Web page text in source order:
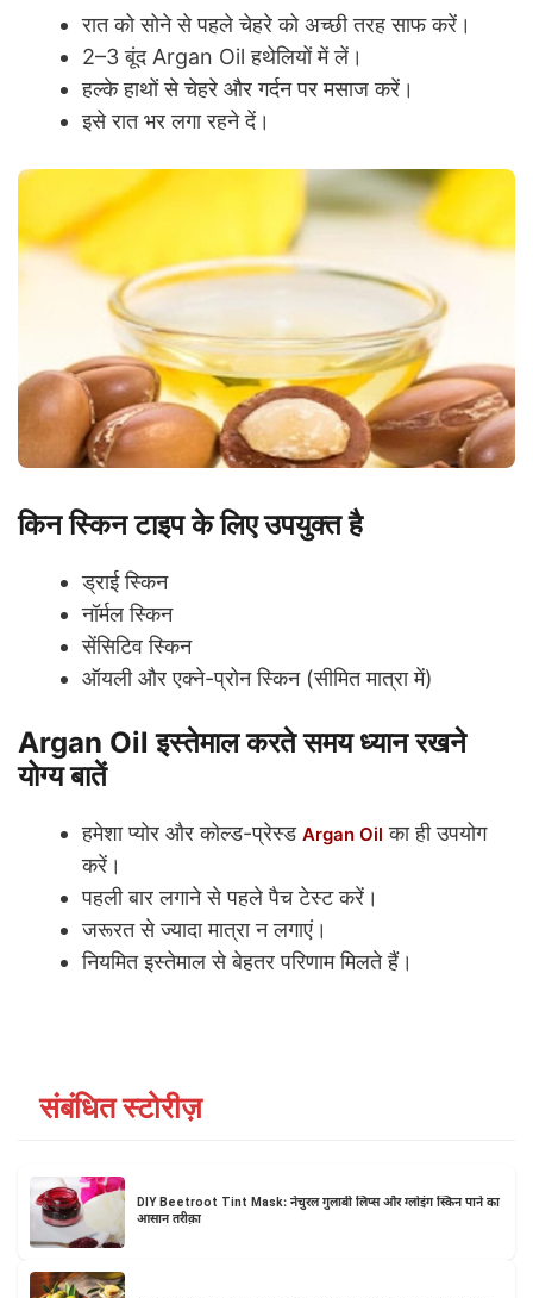
रात को सोने से पहले चेहरे को अच्छी तरह साफ करें।
2–3 बूंद Argan Oil हथेलियों में लें।
हल्के हाथों से चेहरे और गर्दन पर मसाज करें।
इसे रात भर लगा रहने दें।
किन स्किन टाइप के लिए उपयुक्त है
ड्राई स्किन
नॉर्मल स्किन
सेंसिटिव स्किन
ऑयली और एक्ने-प्रोन स्किन (सीमित मात्रा में)
Argan Oil इस्तेमाल करते समय ध्यान रखने
योग्य बातें
हमेशा प्योर और कोल्ड-प्रेस्ड Argan Oil का ही उपयोग
करें।
पहली बार लगाने से पहले पैच टेस्ट करें।
जरूरत से ज्यादा मात्रा न लगाएं।
नियमित इस्तेमाल से बेहतर परिणाम मिलते हैं।
संबंधित स्टोरीज़
DIY Beetroot Tint Mask: नेचुरल गुलाबी लिप्स और ग्लोइंग स्किन पाने का
आसान तरीक़ा